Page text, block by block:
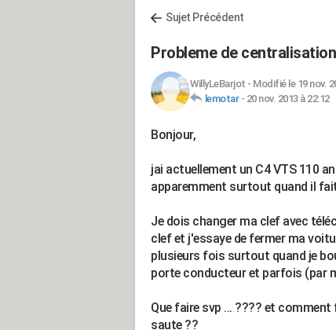
Sujet Précédent
Probleme de
WillyLeBarjot - Modifié le 19 nov.
lemotar- 20 nov. 2013 à 22:12
Bonjour,
jai actuellement un C4 VTS 110
apparemment surtout quand il
Je dois changer ma clef avec
clef et j'essaye de fermer ma
plusieurs fois surtout quand je
porte conducteur et parfois (par
Que faire svp ... ???? et
saute ??